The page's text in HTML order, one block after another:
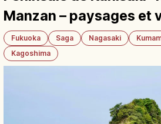
Manzan – paysages et
Fukuoka Saga Nagasaki
Kagoshima